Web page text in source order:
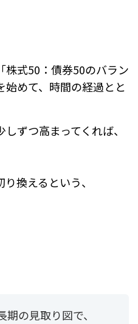
株式50：債券50のバラン
始めて、時間の経過とと
ずつ高まってくれば、
換えるという、
期の見取り図で、